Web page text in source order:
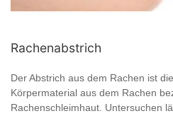
Rachenabstrich
Der Abstrich aus dem Rachen ist
Körpermaterial aus dem Rachen
Rachenschleimhaut. Untersuchen